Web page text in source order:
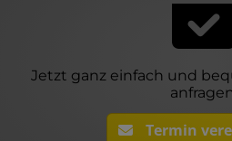
Jetzt ganz einfach und
Termin